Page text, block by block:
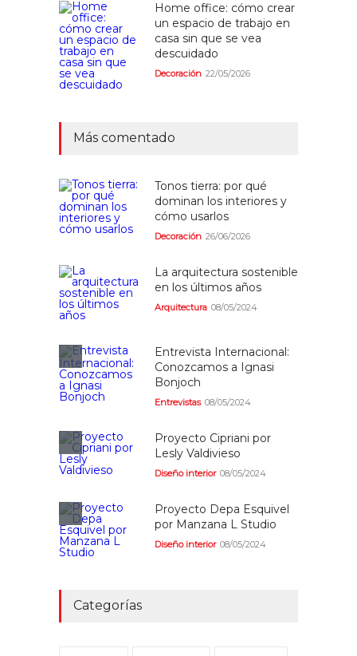
Home office: cómo crear
un espacio de trabajo en
casa sin que se vea
descuidado
Decoración 22/05/2026
Más comentado
Tonos tierra: por qué
dominan los interiores y
cómo usarlos
Decoración 26/06/2026
La arquitectura sostenible
en los últimos años
Arquitectura 08/05/2024
Entrevista Internacional:
Conozcamos a Ignasi
Bonjoch
Entrevistas 08/05/2024
Proyecto Cipriani por
Lesly Valdivieso
Diseño interior 08/05/2024
Proyecto Depa Esquivel
por Manzana L Studio
Diseño interior 08/05/2024
Categorías